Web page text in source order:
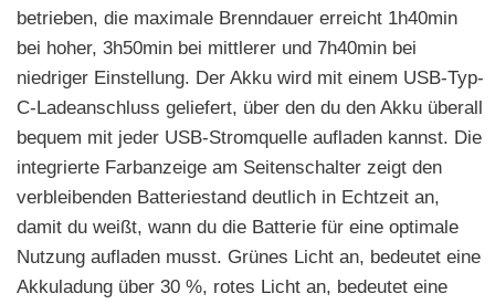
betrieben, die maximale Brenndauer erreicht 1h40min
bei hoher, 3h50min bei mittlerer und 7h40min bei
niedriger Einstellung. Der Akku wird mit einem USB-Typ-
C-Ladeanschluss geliefert, über den du den Akku überall
bequem mit jeder USB-Stromquelle aufladen kannst. Die
integrierte Farbanzeige am Seitenschalter zeigt den
verbleibenden Batteriestand deutlich in Echtzeit an,
damit du weißt, wann du die Batterie für eine optimale
Nutzung aufladen musst. Grünes Licht an, bedeutet eine
Akkuladung über 30 %, rotes Licht an, bedeutet eine